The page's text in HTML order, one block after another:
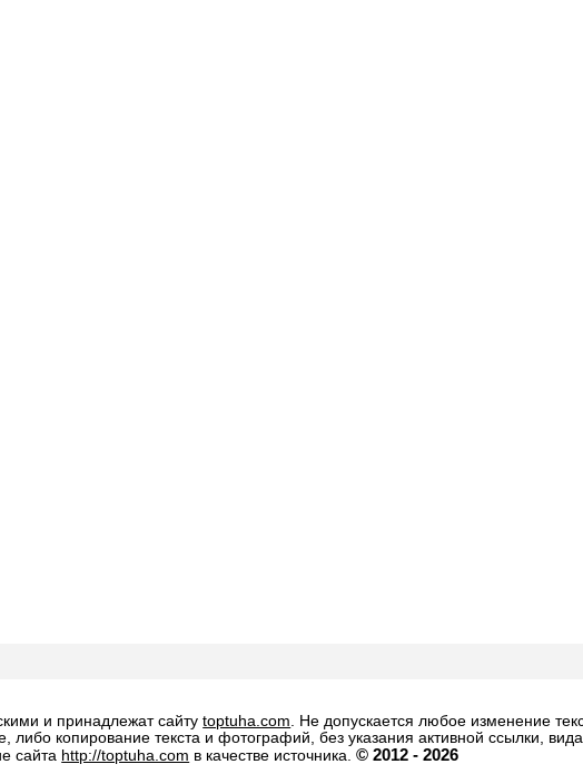
и принадлежат сайтуtoptuha.com. Не допускается любое изменение
либо копирование текста и фотографий, без указания активной ссылки,
сайта http://toptuha.com в качестве источника.© 2012 - 2026